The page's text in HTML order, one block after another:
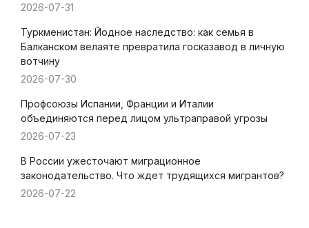
2026-07-31
Туркменистан: Йодное наследство: как семья в
Балканском велаяте превратила госказавод в личную
вотчину
2026-07-30
Профсоюзы Испании, Франции и Италии
объединяются перед лицом ультраправой угрозы
2026-07-23
В России ужесточают миграционное
законодательство. Что ждет трудящихся мигрантов?
2026-07-22